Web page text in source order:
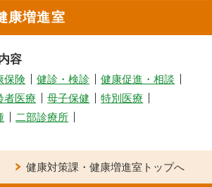
康増進室
容
保険 健診・検診
健康促進・相談
者医療
母子保健
特別医療
二部診療所
健康対策課・健康増進室トップへ